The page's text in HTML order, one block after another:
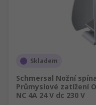
Skladem
Schmersal Nožní
Průmyslové zatížení
NC 4A 24 V dc 230 V